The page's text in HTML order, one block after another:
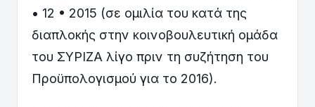
• 12 • 2015 (σε ομιλία του κατά της
διαπλοκής στην κοινοβουλευτική ομάδα
του ΣΥΡΙΖΑ λίγο πριν τη συζήτηση του
Προϋπολογισμού για το 2016).